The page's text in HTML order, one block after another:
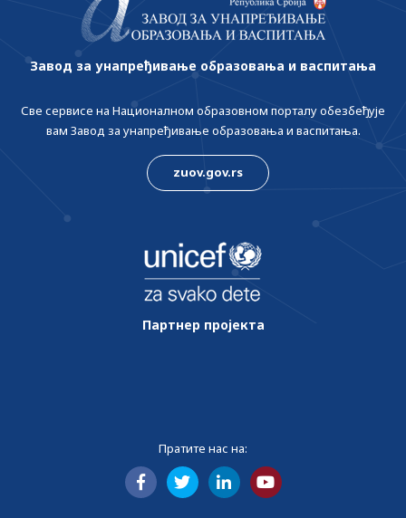
Завод за унапређивање образовања и васпитања
Све сервисе на Националном образовном порталу обезбеђује
вам Завод за унапређивање образовања и васпитања.
zuov.gov.rs
Партнер пројекта
Пратите нас на: